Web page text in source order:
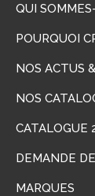
QUI
POURQUOI
NOS ACTUS
NOS
CATALOGUE
DEMANDE
MARQUES